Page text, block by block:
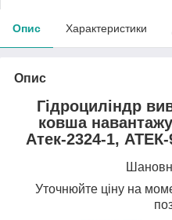
Опис Характеристики
Опис
Гідроциліндр
ковша
Атек-2324-1, АТЕК-
Уточнюйте ціну на